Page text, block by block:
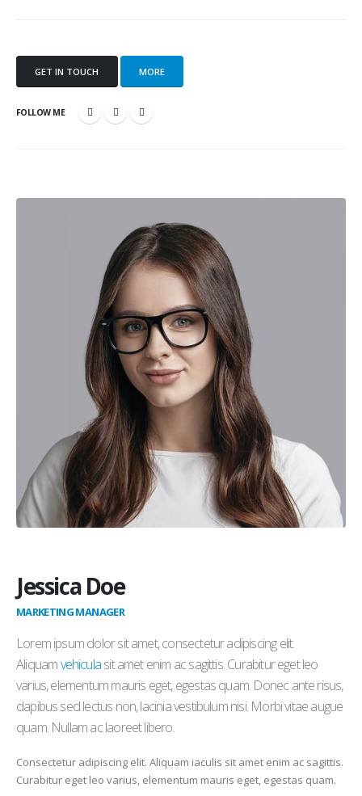
GET IN TOUCH MORE
FOLLOW ME
Jessica Doe
MARKETING MANAGER
Lorem ipsum dolor sit amet, consectetur adipiscing elit.
Aliquamvehiculasit amet enim ac sagittis. Curabitur eget leo
varius, elementum mauris eget, egestas quam. Donec ante risus,
dapibus sed lectus non, lacinia vestibulum nisi. Morbi vitae augue
quam. Nullam ac laoreet libero.
Consectetur adipiscing elit. Aliquam iaculis sit amet enim ac sagittis.
Curabitur eget leo varius, elementum mauris eget, egestas quam.